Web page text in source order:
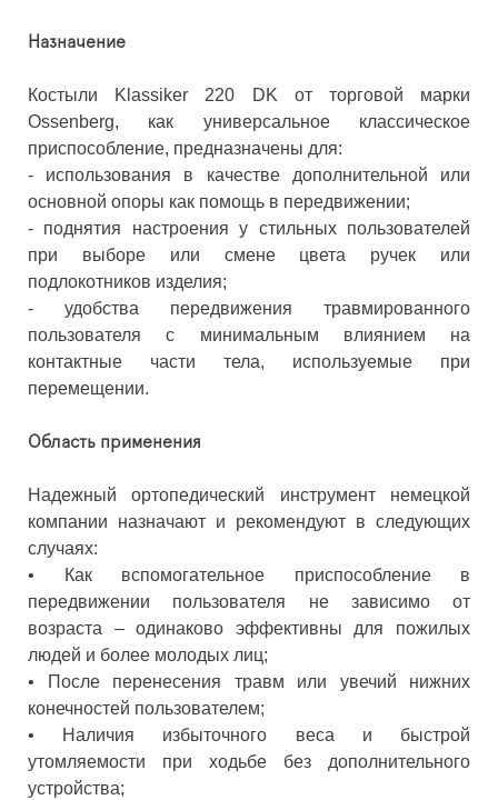
Назначение
Костыли Klassiker 220 DK от торговой марки
Ossenberg, как универсальное классическое
приспособление, предназначены для:
- использования в качестве дополнительной или
основной опоры как помощь в передвижении;
- поднятия настроения у стильных пользователей
при выборе или смене цвета ручек или
подлокотников изделия;
- удобства передвижения травмированного
пользователя с минимальным влиянием на
контактные части тела, используемые при
перемещении.
Область применения
Надежный ортопедический инструмент немецкой
компании назначают и рекомендуют в следующих
случаях:
• Как вспомогательное приспособление в
передвижении пользователя не зависимо от
возраста – одинаково эффективны для пожилых
людей и более молодых лиц;
• После перенесения травм или увечий нижних
конечностей пользователем;
• Наличия избыточного веса и быстрой
утомляемости при ходьбе без дополнительного
устройства;